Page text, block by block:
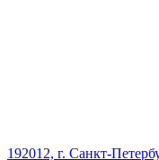
192012, г. Санкт-